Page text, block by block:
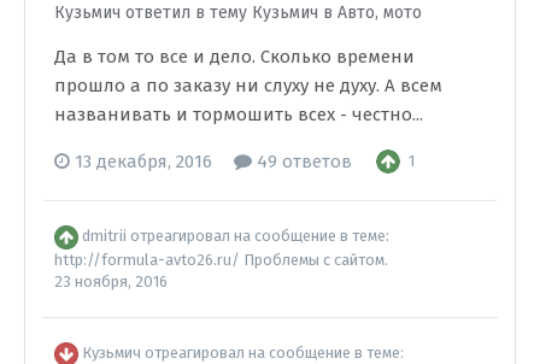
Кузьмич ответил в тему Кузьмич в Авто, мото
Да в том то все и дело. Сколько времени
прошло а по заказу ни слуху не духу. А всем
названивать и тормошить всех - честно...
13 декабря, 2016 49 ответов 1
dmitrii отреагировал на сообщение в теме:
http://formula-avto26.ru/ Проблемы с сайтом.
23 ноября, 2016
Кузьмич отреагировал на сообщение в теме: